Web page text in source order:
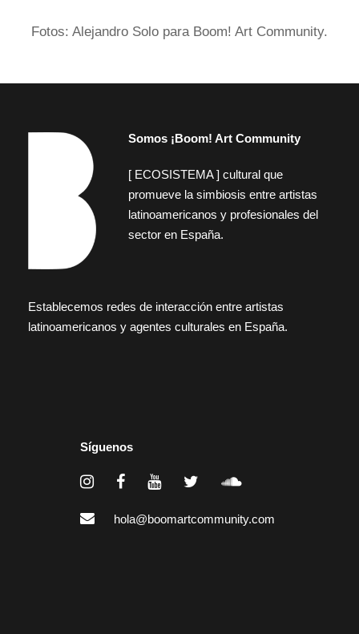
Fotos: Alejandro Solo para Boom! Art Community.
Somos ¡Boom! Art Community
[ ECOSISTEMA ] cultural que
promueve la simbiosis entre artistas
latinoamericanos y profesionales del
sector en España.
Establecemos redes de interacción entre artistas
latinoamericanos y agentes culturales en España.
Síguenos
hola@boomartcommunity.com